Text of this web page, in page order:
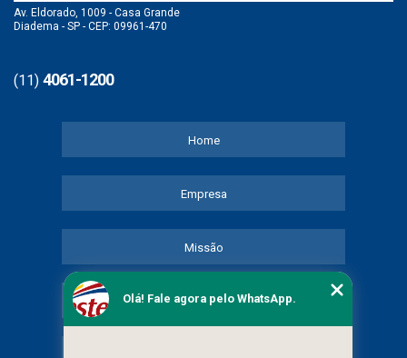
Av. Eldorado, 1009 - Casa Grande
Diadema - SP - CEP: 09961-470
(11) 4061-1200
Home
Empresa
Missão
Serviços
Olá! Fale agora pelo WhatsApp.